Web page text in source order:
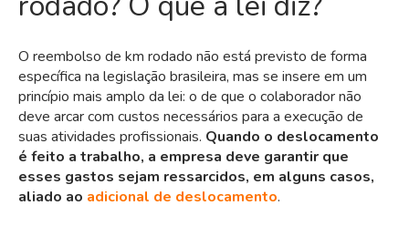
O reembolso de km rodado não está previsto de forma
específica na legislação brasileira, mas se insere em um
princípio mais amplo da lei: o de que o colaborador não
deve arcar com custos necessários para a execução de
suas atividades profissionais. Quando o deslocamento
é feito a trabalho, a empresa deve garantir que
esses gastos sejam ressarcidos, em alguns casos,
aliado ao adicional de deslocamento.